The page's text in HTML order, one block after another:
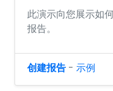
此演示向您展示如
报告。
创建报告 - 示例